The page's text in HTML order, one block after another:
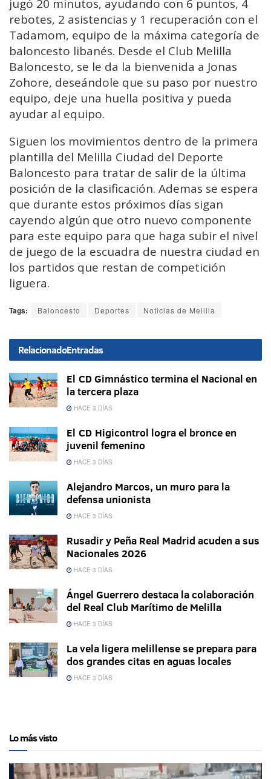
jugó 20 minutos, ayudando con 6 puntos, 4
rebotes, 2 asistencias y 1 recuperación con el
Tadamom, equipo de la máxima categoría de
baloncesto libanés. Desde el Club Melilla
Baloncesto, se le da la bienvenida a Jonas
Zohore, deseándole que su paso por nuestro
equipo, deje una huella positiva y pueda
ayudar al equipo.
Siguen los movimientos dentro de la primera
plantilla del Melilla Ciudad del Deporte
Baloncesto para tratar de salir de la última
posición de la clasificación. Ademas se espera
que durante estos próximos días sigan
cayendo algún que otro nuevo componente
para este equipo para que haga subir el nivel
de juego de la escuadra de nuestra ciudad en
los partidos que restan de competición
liguera.
Tags: Baloncesto Deportes Noticias de Melilla
RelacionadoEntradas
El CD Gimnástico termina el Nacional en
la tercera plaza
HACE 3 DÍAS
El CD Higicontrol logra el bronce en
juvenil femenino
HACE 3 DÍAS
Alejandro Marcos, un muro para la
defensa unionista
HACE 3 DÍAS
Rusadir y Peña Real Madrid acuden a sus
Nacionales 2026
HACE 3 DÍAS
Ángel Guerrero destaca la colaboración
del Real Club Marítimo de Melilla
HACE 3 DÍAS
La vela ligera melillense se prepara para
dos grandes citas en aguas locales
HACE 3 DÍAS
Lo más visto